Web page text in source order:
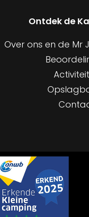
Ontdek de
Over ons en de Mr